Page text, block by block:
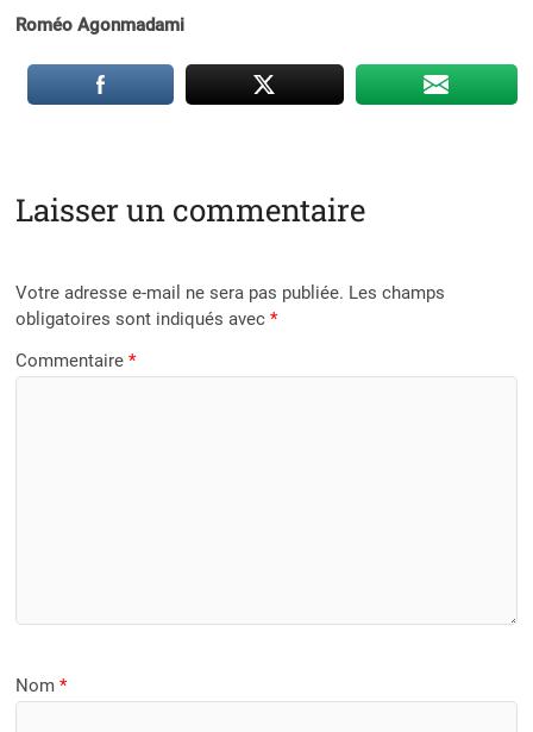
Roméo Agonmadami
Laisser un commentaire
Votre adresse e-mail ne sera pas publiée. Les champs
obligatoires sont indiqués avec*
Commentaire*
Nom*